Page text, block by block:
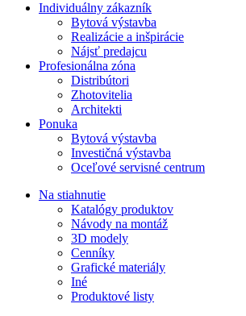
Individuálny zákazník
Bytová výstavba
Realizácie a inšpirácie
Nájsť predajcu
Profesionálna zóna
Distribútori
Zhotovitelia
Architekti
Ponuka
Bytová výstavba
Investičná výstavba
Oceľové servisné centrum
Na stiahnutie
Katalógy produktov
Návody na montáž
3D modely
Cenníky
Grafické materiály
Iné
Produktové listy